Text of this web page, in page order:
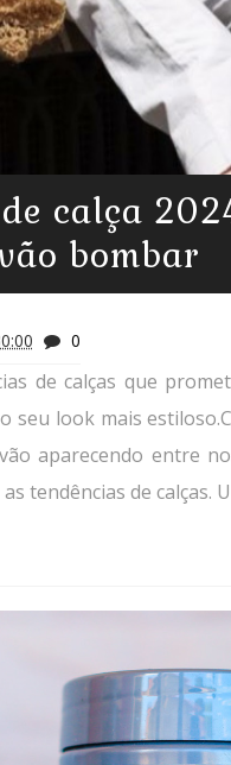
calça
bombar
0
de calças que
seu look mais
aparecendo entre
tendências de calças.